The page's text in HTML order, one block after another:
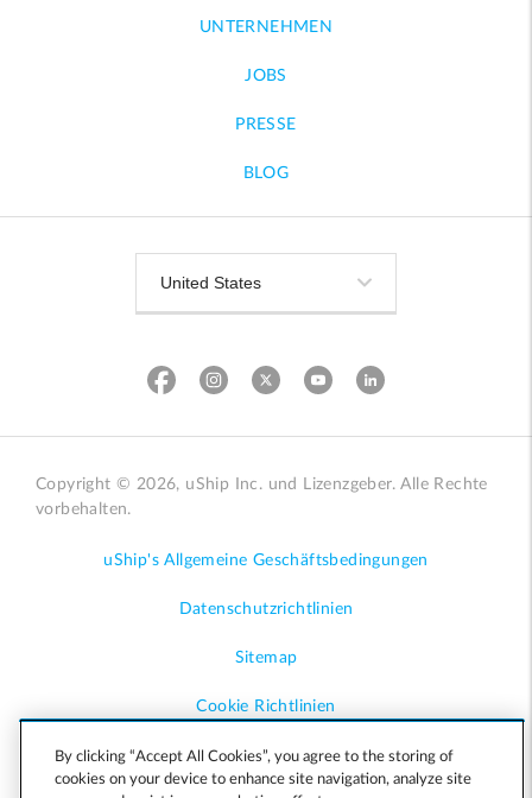
UNTERNEHMEN
JOBS
PRESSE
BLOG
Copyright © 2026, uShip Inc. und Lizenzgeber. Alle Rechte
vorbehalten.
uShip's Allgemeine Geschäftsbedingungen
Datenschutzrichtlinien
Sitemap
Cookie Richtlinien
Zugänglichkeit
By clicking “Accept All Cookies”, you agree to the storing of
cookies on your device to enhance site navigation, analyze site